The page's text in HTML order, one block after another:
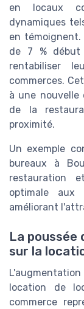
en locaux
dynamiques
en
de 7 % début
rentabiliser
commerces.
à une nouvelle
de la
proximité.
Un exemple
bureaux à
restauration
optimale aux
améliorant
La
sur la
location de
commerce